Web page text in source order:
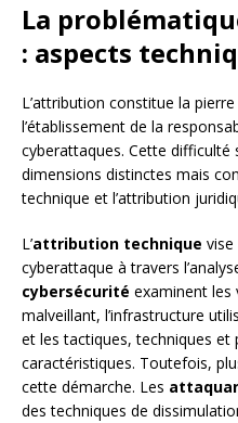
La
: aspects
L’attribution constitue la
l’établissement de la
cyberattaques. Cette difficulté
dimensions distinctes mais
technique et l’attribution
L’attribution technique vise
cyberattaque à travers
cybersécurité examinent les
malveillant, l’infrastructure
et les tactiques, techniques et
caractéristiques. Toutefois,
cette démarche. Les
des techniques de